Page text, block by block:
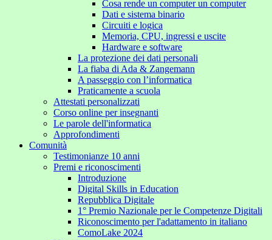
Cosa rende un computer un computer
Dati e sistema binario
Circuiti e logica
Memoria, CPU, ingressi e uscite
Hardware e software
La protezione dei dati personali
La fiaba di Ada & Zangemann
A passeggio con l’informatica
Praticamente a scuola
Attestati personalizzati
Corso online per insegnanti
Le parole dell'informatica
Approfondimenti
Comunità
Testimonianze 10 anni
Premi e riconoscimenti
Introduzione
Digital Skills in Education
Repubblica Digitale
1° Premio Nazionale per le Competenze Digitali
Riconoscimento per l'adattamento in italiano
ComoLake 2024